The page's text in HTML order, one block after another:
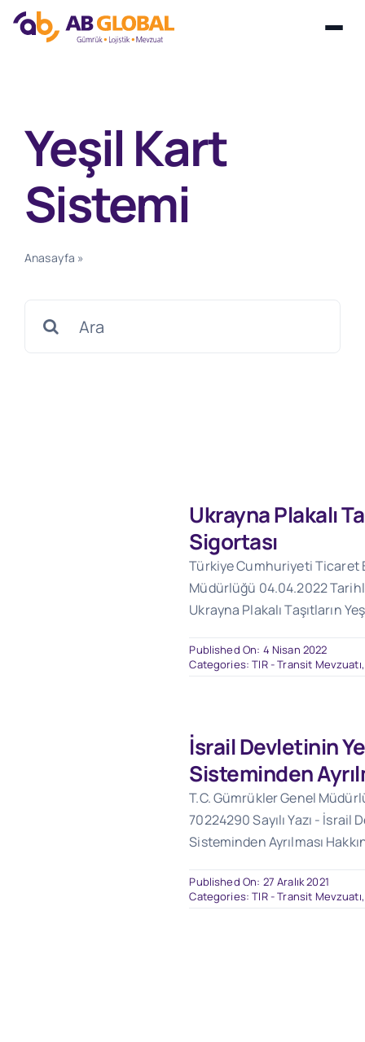
Yeşil Kart
Sistemi
Anasayfa »
Ukrayna Plakalı
Sigortası
Türkiye Cumhuriyeti Ticaret
Müdürlüğü 04.04.2022 Tarihli
Ukrayna Plakalı Taşıtların
Published On: 4 Nisan 2022
Categories:TIR - Transit Mevzuatı
İsrail Devletinin
Sisteminden
T.C. Gümrükler Genel
70224290 Sayılı Yazı - İsrail
Sisteminden Ayrılması
Published On: 27 Aralık 2021
Categories:TIR - Transit Mevzuatı